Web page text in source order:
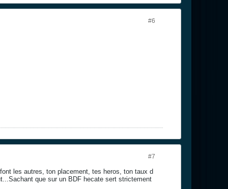
#6
#7
les autres, ton placement, tes heros, ton taux d
que sur un BDF hecate sert strictement